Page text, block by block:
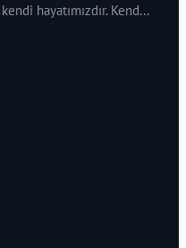
hayatımızdır. Kend...